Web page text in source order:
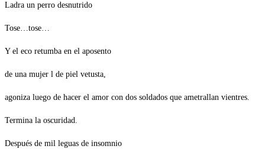
Ladra un perro desnutrido
Tose…tose…
Y el eco retumba en el aposento
de una mujer l de piel vetusta,
agoniza luego de hacer el amor con dos soldados que ametrallan vientres.
Termina la oscuridad.
Después de mil leguas de insomnio